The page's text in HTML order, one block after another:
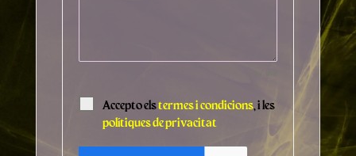
Accepto elstermes i condicions, i les
polítiques de privacitat